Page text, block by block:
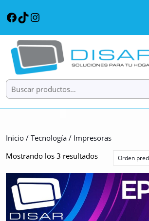
contenido
Facebook
TikTokInstagram
Buscar por:
Inicio / Tecnología / Impresoras
Mostrando los 3 resultados